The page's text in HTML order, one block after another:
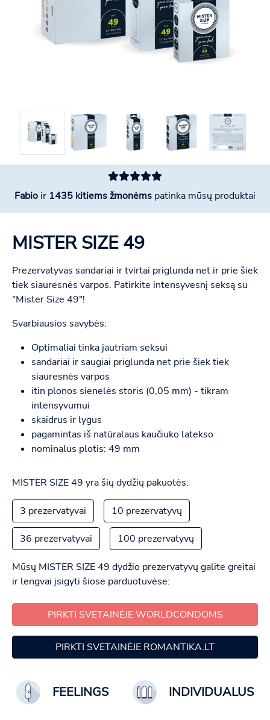
Fabio ir 1435 kitiems žmonėms patinka mūsų produktai
MISTER SIZE 49
Prezervatyvas sandariai ir tvirtai priglunda net ir prie šiek
tiek siauresnės varpos. Patirkite intensyvesnį seksą su
"Mister Size 49"!
Svarbiausios savybės:
Optimaliai tinka jautriam seksui
sandariai ir saugiai priglunda net prie šiek tiek
siauresnės varpos
itin plonos sienelės storis (0,05 mm) - tikram
intensyvumui
skaidrus ir lygus
pagamintas iš natūralaus kaučiuko latekso
nominalus plotis: 49 mm
MISTER SIZE 49 yra šių dydžių pakuotės:
3 prezervatyvai 10 prezervatyvų
36 prezervatyvai 100 prezervatyvų
Mūsų MISTER SIZE 49 dydžio prezervatyvų galite greitai
ir lengvai įsigyti šiose parduotuvėse:
PIRKTI SVETAINĖJE WORLDCONDOMS
PIRKTI SVETAINĖJE ROMANTIKA.LT
FEELINGS INDIVIDUALUS